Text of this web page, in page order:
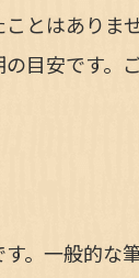
とはありま
目安です。
。一般的な